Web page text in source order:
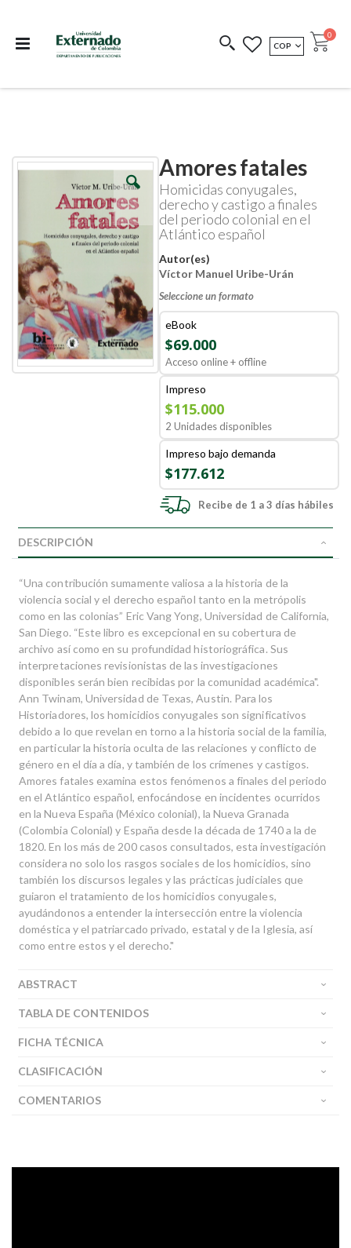
COEDICIONES REDIMIR CÓDIGO
MONEDA
COP Cart
0
Amores fatales
Homicidas conyugales,
derecho y castigo a finales
del periodo colonial en el
Atlántico español
Autor(es)
Víctor Manuel Uribe-Urán
Seleccione un formato
eBook
$69.000
Acceso online + offline
Impreso
$115.000
2 Unidades disponibles
Impreso bajo demanda
$177.612
Recibe de 1 a 3 días hábiles
Skip
images
gallery
Skip
images
gallery
DESCRIPCIÓN
“Una contribución sumamente valiosa a la historia de la
violencia social y el derecho español tanto en la metrópolis
como en las colonias” Eric Vang Yong, Universidad de California,
San Diego. “Este libro es excepcional en su cobertura de
archivo así como en su profundidad historiográfica. Sus
interpretaciones revisionistas de las investigaciones
disponibles serán bien recibidas por la comunidad académica".
Ann Twinam, Universidad de Texas, Austin. Para los
Historiadores, los homicidios conyugales son significativos
debido a lo que revelan en torno a la historia social de la familia,
en particular la historia oculta de las relaciones y conflicto de
género en el día a día, y también de los crímenes y castigos.
Amores fatales examina estos fenómenos a finales del periodo
en el Atlántico español, enfocándose en incidentes ocurridos
en la Nueva España (México colonial), la Nueva Granada
(Colombia Colonial) y España desde la década de 1740 a la de
1820. En los más de 200 casos consultados, esta investigación
considera no solo los rasgos sociales de los homicidios, sino
también los discursos legales y las prácticas judiciales que
guiaron el tratamiento de los homicidios conyugales,
ayudándonos a entender la intersección entre la violencia
doméstica y el patriarcado privado, estatal y de la Iglesia, así
como entre estos y el derecho."
ABSTRACT
TABLA DE CONTENIDOS
FICHA TÉCNICA
CLASIFICACIÓN
COMENTARIOS